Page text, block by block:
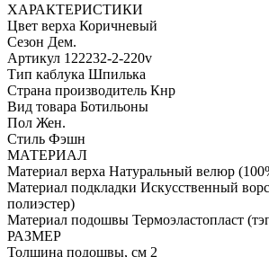
ХАРАКТЕРИСТИКИ
Цвет верха Коричневый
Сезон Дем.
Артикул 122232-2-220v
Тип каблука Шпилька
Страна производитель Кнр
Вид товара Ботильоны
Пол Жен.
Стиль Фэшн
МАТЕРИАЛ
Материал верха Натуральный велюр
Материал подкладки Искусственный
полиэстер)
Материал подошвы Термоэластопласт
РАЗМЕР
Толщина подошвы, см 2